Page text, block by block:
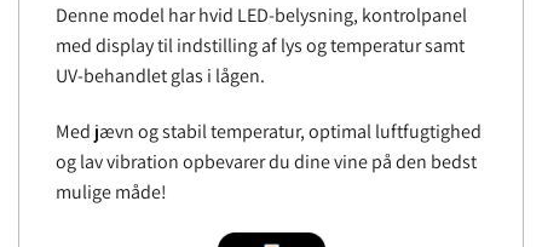
Denne model har hvid LED-belysning, kontrolpanel
med display til indstilling af lys og temperatur samt
UV-behandlet glas i lågen.
Med jævn og stabil temperatur, optimal luftfugtighed
og lav vibration opbevarer du dine vine på den bedst
mulige måde!